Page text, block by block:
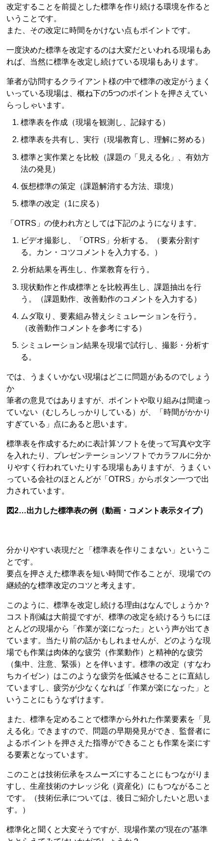
改定することを前提とした標準を作り続ける環境を作ると
いうことです。
また、その改定に時間をかけない点もポイントです。
一度決めた標準を改定するのは大変だといわれる現場もあ
れば、当然に標準を改定し続けている現場もあります。
筆者が訪問するクライアント様の中で標準の改定がうまく
いっている現場は、概ね下の5つのポイントを押さえてい
らっしゃいます。
標準表を作成（現場を観測し、記録する）
標準表を共有し、実行（現場教育し、理解に努める）
標準と実作業とを比較（課題の「見える化」、有効方
法の発見）
仮想標準の策定（課題解消する方法、環境）
標準の改定（1に戻る）
「OTRS」の使われ方としては下記のようになります。
ビデオ撮影し、「OTRS」分析する。（要素分割す
る。カン・コツコメントを入力する。）
分析結果を再生し、作業教育を行う。
現状動作と作成標準とを比較再生し、課題抽出を行
う。（課題動作、改善動作のコメントを入力する）
ムダ取り、要素組み替えシミュレーションを行う。
（改善動作コメントを参考にする）
シミュレーション結果を現場で試行し、撮影・分析す
る。
では、うまくいかない現場はどこに問題があるのでしょう
か
筆者の意見ではありますが、ポイントや取り組みは間違っ
ていない（むしろしっかりしている）が、「時間がかかり
すぎている」点にあると思います。
標準表を作成するために表計算ソフトを使って写真や文字
を入れたり、プレゼンテーションソフトでカラフルに分か
りやすく行われていたりする現場もありますが、うまくい
っている会社のほとんどが「OTRS」からボタン一つで出
力されています。
図2…出力した標準表の例（動画・コメント表示タイプ）
分かりやすい表現だと「標準表を作りこまない」というこ
とです。
要点を押さえた標準表を短い時間で作ることが、現場での
継続的な標準改定のコツと考えます。
このように、標準を改定し続ける理由はなんでしょうか？
コスト削減は大前提ですが、標準の改定を続けるうちにほ
とんどの現場から「作業が楽になった」という声が出てき
ています。当たり前の話かもしれませんが、どのような現
場でも作業は肉体的な疲労（作業動作）と精神的な疲労
（集中、注意、緊張）とを伴います。標準の改定（すなわ
ちカイゼン）はこのような疲労を低減させることに直結し
ていますし、疲労が少なくなれば「作業が楽になった」と
いうことにもうなずけます。
また、標準を定めることで標準から外れた作業要素を「見
える化」できますので、問題の早期発見ができ、監督者に
よるポイントを押さえた指導ができることも作業を楽にす
る要素となっています。
このことは技術伝承をスムーズにすることにもつながりま
すし、生産技術のナレッジ化（資産化）にもつながること
です。（技術伝承については、後日ご紹介したいと思いま
す。）
標準化と聞くと大変そうですが、現場作業の“現在の”基準